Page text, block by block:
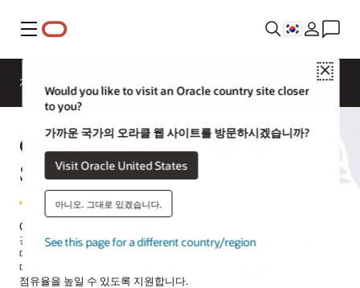
메뉴
Close
Would you like to visit an Oracle country site closer
to you?
가까운 국가의 오라클 웹 사이트를 방문하시겠습니까?
Visit Oracle United States
아니오. 그대로 있겠습니다.
See this page for a different country/region
개요
Oracle FLEXCUBE Investor
Servicing
Oracle FLEXCUBE 투자자 서비스는 유연하고, 구성이 용이하고,
광범위하게 배포되어 있는 명의개서 대행 플랫폼으로서, 명의개서
대행사 운영, 펀드 분배, 연금 기록 관리 등을 자동화해 줍니다. 펀드
매니저가 정교한 펀드 구조를 출시하고 거래 비용을 절감해 시장
점유율을 높일 수 있도록 지원합니다.